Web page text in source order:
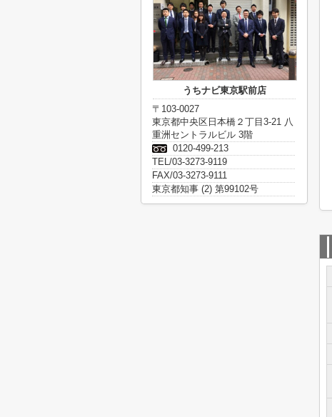
うちナビ東京駅前店
〒103-0027
東京都中央区日本橋２丁目3-21 八
重洲セントラルビル 3階
0120-499-213
TEL/03-3273-9119
FAX/03-3273-9111
東京都知事 (2) 第99102号